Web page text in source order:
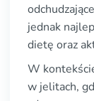
jednak
dietę oraz
W
w jelitach,